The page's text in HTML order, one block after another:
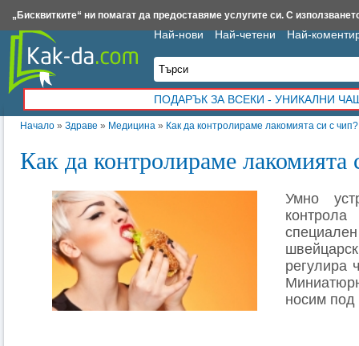
Начало » Здраве » Медицина » Как да контролираме лакомията си с чип?
Как да контролираме лакомията
Умно
регулира
носим под
Най-нови Най-четени Най-
ПОДАРЪК ЗА ВСЕКИ - УНИКАЛНИ
Insert.bg Framar.bg Kak-da.com Iztochnik.com BauBau.bg NewAge.bg
„Бисквитките“ ни помагат да предоставяме услугите си. С